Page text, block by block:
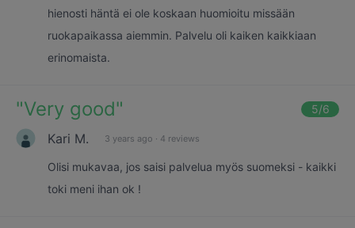
hienosti häntä ei ole koskaan huomioitu missään
ruokapaikassa aiemmin. Palvelu oli kaiken kaikkiaan
erinomaista.
"Very good" 5/6
Kari M. 3 years ago · 4 reviews
Olisi mukavaa, jos saisi palvelua myös suomeksi - kaikki
toki meni ihan ok !